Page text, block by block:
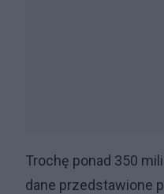
Trochę ponad 350
dane przedstawione